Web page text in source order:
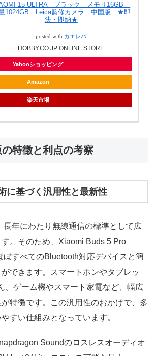
15 ULTRA ブラック メモリ16GB
1024GB Leica監修カメラ 中国版 ★即
決・即納★
posted with カエレバ
HOBBY.CO.JP ONLINE STORE
Yahooショッピング
Amazon
楽天市場
特徴と利点の考察
に基づく汎用性と最新性
長年にわたり無線通信の標準として広
す。そのため、Xiaomi Buds 5 Pro
ぼすべてのBluetooth対応デバイスと簡
できます。スマートホンやタブレッ
、ゲーム機やスマート家電など、幅広
特徴です。この汎用性のおかげで、多
すい仕組みとなっています。
Soundのロスレスオーディオ